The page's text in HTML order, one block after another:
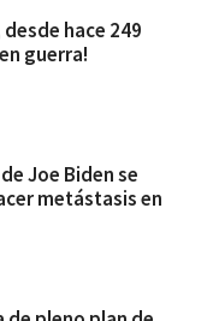
hace 249
guerra!
Joe Biden se
metástasis en